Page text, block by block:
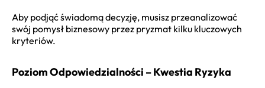
Aby podjąć świadomą decyzję, musisz przeanalizować
swój pomysł biznesowy przez pryzmat kilku kluczowych
kryteriów.
Poziom Odpowiedzialności – Kwestia Ryzyka